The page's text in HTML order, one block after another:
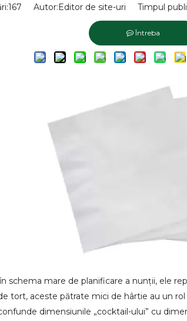
167 Autor:Editor de site-uri Timpul
Întreba
mare de planificare a nunții, ele
tort, aceste pătrate mici de hârtie au un
dimensiunile „cocktail-ului” cu